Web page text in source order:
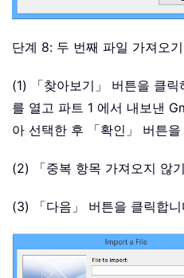
단계 8: 두 번째 파일 가져오
(1) 「찾아보기」 버튼을 클
를 열고 파트 1 에서 내보낸
아 선택한 후 「확인」 버튼을
(2) 「중복 항목 가져오지 않
(3) 「다음」 버튼을 클릭합니